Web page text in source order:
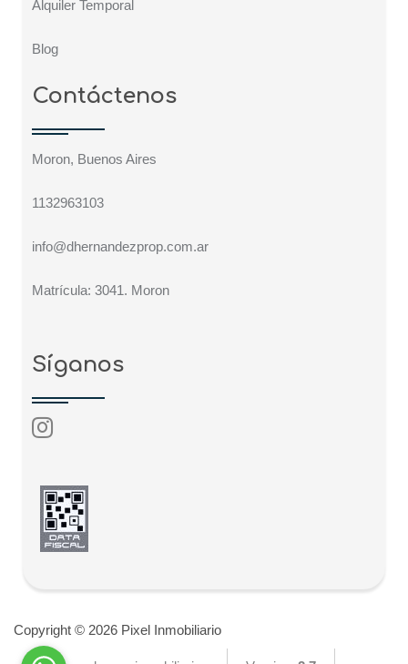
Alquiler Temporal
Blog
Contáctenos
Moron, Buenos Aires
1132963103
info@dhernandezprop.com.ar
Matrícula: 3041. Moron
Síganos
Copyright © 2026 Pixel Inmobiliario